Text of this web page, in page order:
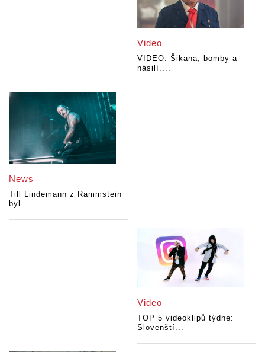
Video
VIDEO: Šikana, bomby a
násilí....
News
Till Lindemann z Rammstein
byl...
Video
TOP 5 videoklipů týdne:
Slovenští...